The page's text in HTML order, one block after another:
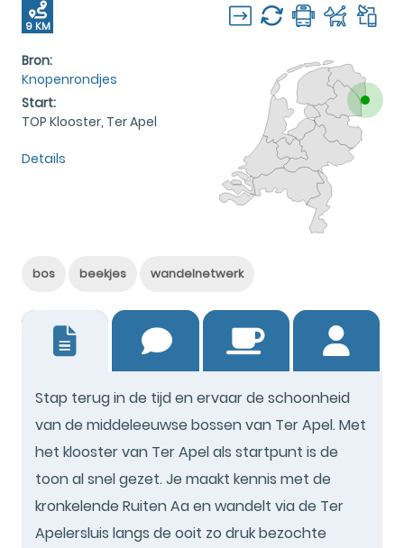
9 KM
Bron:
Knopenrondjes
Start:
TOP Klooster, Ter Apel
Details
bos beekjes wandelnetwerk
Stap terug in de tijd en ervaar de schoonheid
van de middeleeuwse bossen van Ter Apel. Met
het klooster van Ter Apel als startpunt is de
toon al snel gezet. Je maakt kennis met de
kronkelende Ruiten Aa en wandelt via de Ter
Apelersluis langs de ooit zo druk bezochte